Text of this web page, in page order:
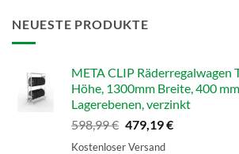
NEUESTE PRODUKTE
META CLIP Räderregalwagen
Höhe, 1300mm Breite, 400
Lagerebenen, verzinkt
598,99€ Ursprünglicher
Preis
479,19€Aktueller
Kostenloser Versand